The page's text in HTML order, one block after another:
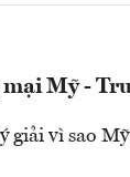
Mỹ -
giải vì sao